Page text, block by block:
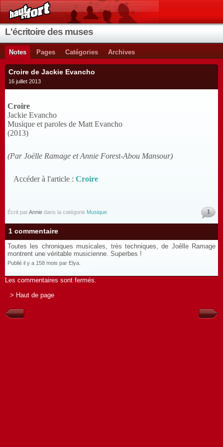
L'écritoire des muses
Notes Pages Catégories Archives
Croire de Jackie Evancho
16 juillet 2013
Croire
Jackie Evancho
Musique et paroles de Matt Evancho
(2013)
(Par Joëlle Ramage et Annie Forest-Abou Mansour)
Accéder à l'article : Croire
Écrit parAnnie dans la catégorie Musique 1
1 commentaire
Toutes les chroniques musicales, très techniques, de Joêlle Ramage
montrent une véritable musicienne. Superbes !
Publié il y a 158 mois par Elya.
Les commentaires sont fermés.
> Haut de page